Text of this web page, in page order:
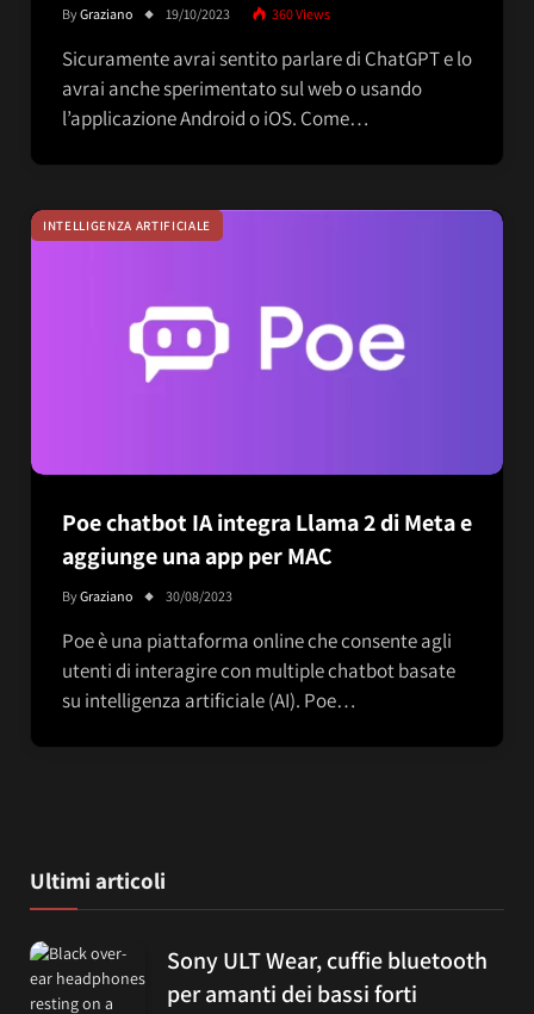
ByGraziano 19/10/2023 360Views
Sicuramente avrai sentito parlare di ChatGPT e lo
avrai anche sperimentato sul web o usando
l’applicazione Android o iOS. Come…
INTELLIGENZA ARTIFICIALE
Poe chatbot IA integra Llama 2 di Meta e
aggiunge una app per MAC
ByGraziano 30/08/2023
Poe è una piattaforma online che consente agli
utenti di interagire con multiple chatbot basate
su intelligenza artificiale (AI). Poe…
Ultimi articoli
Sony ULT Wear, cuffie bluetooth
per amanti dei bassi forti